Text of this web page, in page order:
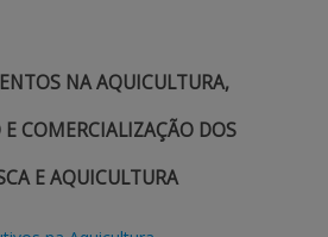
NA AQUICULTURA,
COMERCIALIZAÇÃO DOS
E AQUICULTURA